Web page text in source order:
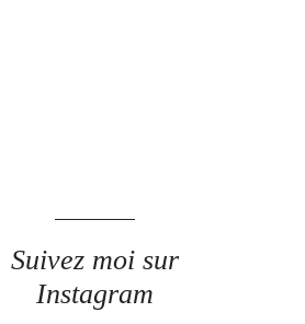
Suivez moi sur
Instagram